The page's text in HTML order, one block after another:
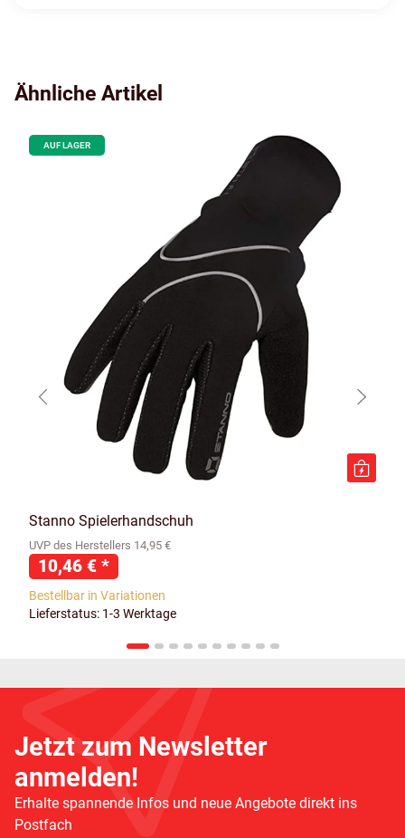
Ähnliche Artikel
AUF LAGER
Stanno Spielerhandschuh
UVP des Herstellers 14,95 €
10,46 € *
Bestellbar in Variationen
Lieferstatus: 1-3 Werktage
Jetzt zum Newsletter
anmelden!
Erhalte spannende Infos und neue Angebote direkt ins
Postfach